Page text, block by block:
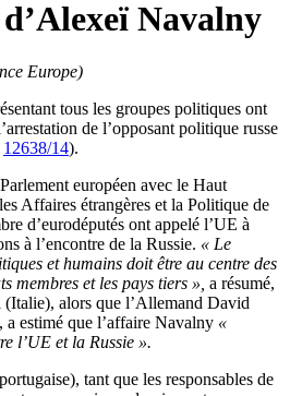
Navalny
Europe)
tous les groupes politiques ont
de l’opposant politique russe
12638/14).
européen avec le Haut
Affaires étrangères et la Politique de
d’eurodéputés ont appelé l’UE à
à l’encontre de la Russie. « Le
et humains doit être au centre des
membres et les pays tiers », a résumé,
alors que l’Allemand David
estimé que l’affaire Navalny «
l’UE et la Russie ».
tant que les responsables de